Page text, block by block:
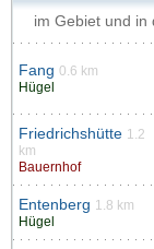
im Gebiet und in
Fang 0.6 km
Hügel
Friedrichshütte 1.2
km
Bauernhof
Entenberg 1.8 km
Hügel